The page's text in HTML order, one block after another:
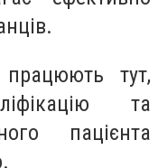
працюють тут,
та
пацієнта